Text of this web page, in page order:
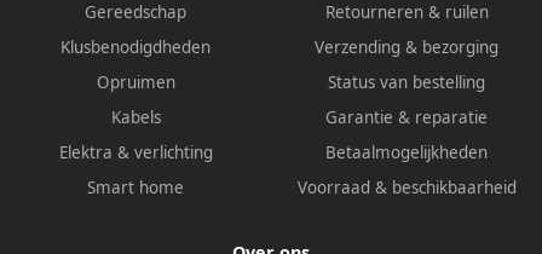
Gereedschap
Klusbenodigdheden
Opruimen
Kabels
Elektra & verlichting
Smart home
Retourneren & ruilen
Verzending & bezorging
Status van bestelling
Garantie & reparatie
Betaalmogelijkheden
Voorraad & beschikbaarheid